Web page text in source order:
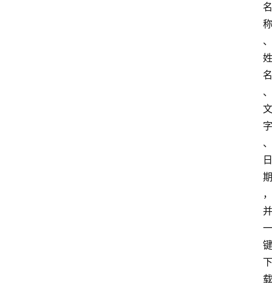
名
称
、
姓
名
、
文
字
、
日
期
，
并
一
键
下
载